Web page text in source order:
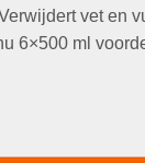
vet en
6×500 ml
- Streeploos